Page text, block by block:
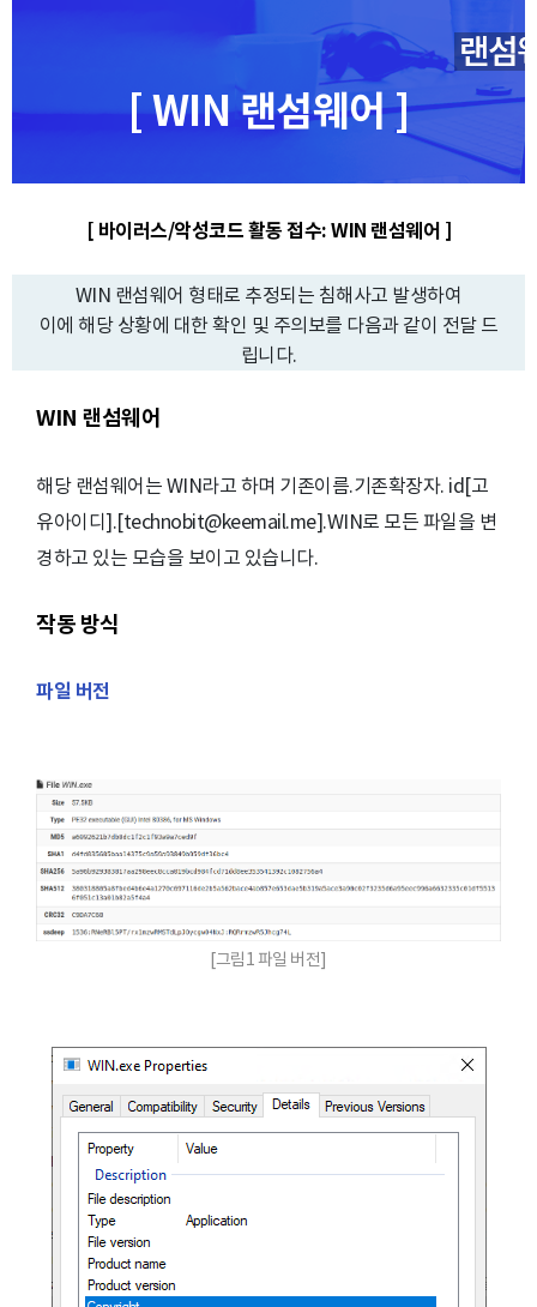
[ WIN 랜섬웨어 ]
[ 바이러스/악성코드 활동 접수: WIN 랜섬웨어 ]
WIN 랜섬웨어 형태로 추정되는 침해사고 발생하여
이에 해당 상황에 대한 확인 및 주의보를 다음과 같이 전달 드
립니다.
WIN 랜섬웨어
해당 랜섬웨어는 WIN라고 하며 기존이름.기존확장자. id[고
유아이디].[technobit@keemail.me].WIN로 모든 파일을 변
경하고 있는 모습을 보이고 있습니다.
작동 방식
파일 버전
[그림1 파일 버전]